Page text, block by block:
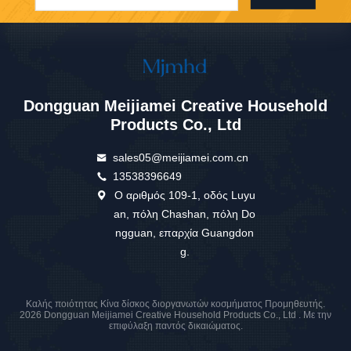
Dongguan Meijiamei Creative Household
Products Co., Ltd
sales05@meijiamei.com.cn
13538396649
Ο αριθμός 109-1, οδός Luyu
an, πόλη Chashan, πόλη Do
ngguan, επαρχία Guangdon
g.
Καλής ποιότητας Κίνα δίσκος διοργανωτών κοσμήματος Προμηθευτής.
2026 Dongguan Meijiamei Creative Household Products Co., Ltd . Με την
επιφύλαξη παντός δικαιώματος.